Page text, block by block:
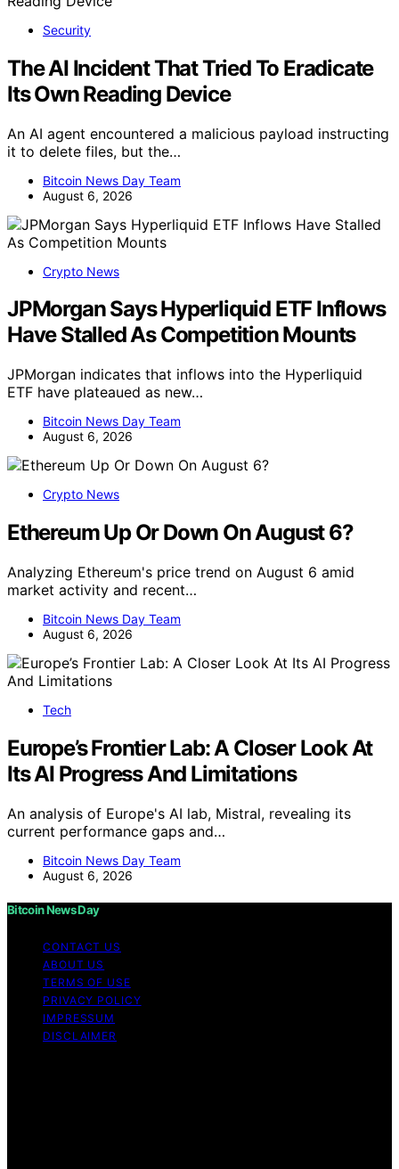
Security
The AI Incident That Tried To Eradicate
Its Own Reading Device
An AI agent encountered a malicious payload instructing
it to delete files, but the…
Bitcoin News Day Team
August 6, 2026
Crypto News
JPMorgan Says Hyperliquid ETF Inflows
Have Stalled As Competition Mounts
JPMorgan indicates that inflows into the Hyperliquid
ETF have plateaued as new…
Bitcoin News Day Team
August 6, 2026
Crypto News
Ethereum Up Or Down On August 6?
Analyzing Ethereum's price trend on August 6 amid
market activity and recent…
Bitcoin News Day Team
August 6, 2026
Tech
Europe’s Frontier Lab: A Closer Look At
Its AI Progress And Limitations
An analysis of Europe's AI lab, Mistral, revealing its
current performance gaps and…
Bitcoin News Day Team
August 6, 2026
Bitcoin News Day
CONTACT US
ABOUT US
TERMS OF USE
PRIVACY POLICY
IMPRESSUM
DISCLAIMER